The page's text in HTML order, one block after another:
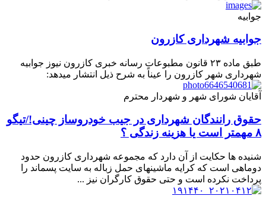
جوابیه
جوابیه شهرداری کازرون
طبق ماده ۲۳ قانون مطبوعات رسانه خبری کازرون نیوز جوابیه
شهرداری شهر کازرون را عیناً به شرح ذیل انتشار میدهد:
آقایان شورای شهر و شهردار محترم
حقوق رانندگان شهرداری در جیب خودروساز چینی!/تیگو
۸ مهمتر است یا هزینه زندگی ؟
شنیده ها حکایت از آن دارد که مجموعه شهرداری کازرون حدود
دوماهی است که کرایه ماشینهای حمل زباله به سایت پسماند را
پرداخت نکرده است و حتی حقوق کارگران نیز ...